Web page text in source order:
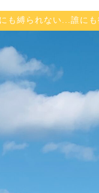
も縛られない...誰に